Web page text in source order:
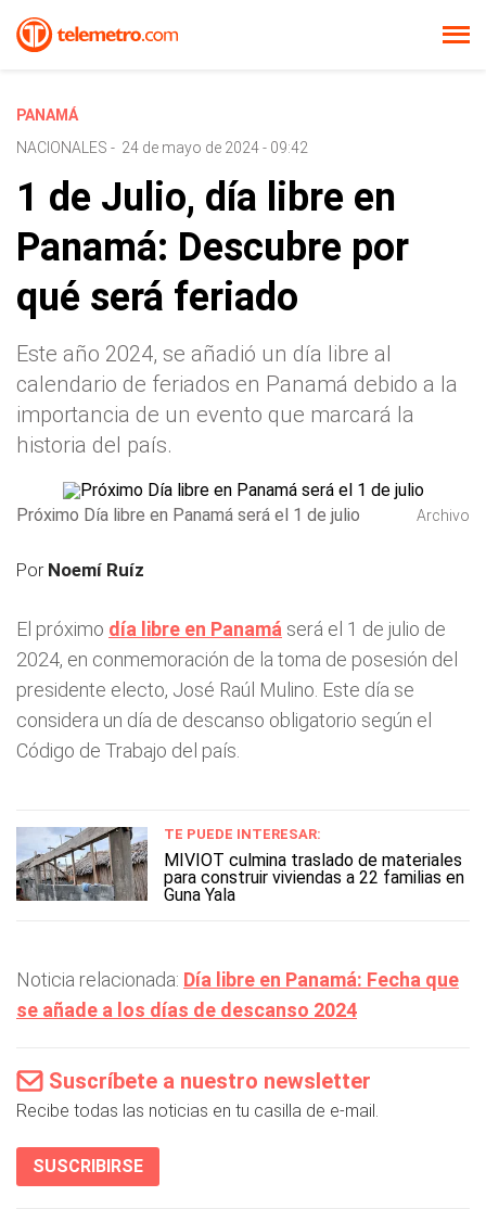
PANAMÁ
NACIONALES - 24 de mayo de 2024 - 09:42
1 de Julio, día libre en
Panamá: Descubre por
qué será feriado
Este año 2024, se añadió un día libre al
calendario de feriados en Panamá debido a la
importancia de un evento que marcará la
historia del país.
Próximo Día libre en Panamá será el 1 de julio Archivo
Por Noemí Ruíz
El próximo día libre en Panamá será el 1 de julio de
2024, en conmemoración de la toma de posesión del
presidente electo, José Raúl Mulino. Este día se
considera un día de descanso obligatorio según el
Código de Trabajo del país.
TE PUEDE INTERESAR:
MIVIOT culmina traslado de materiales
para construir viviendas a 22 familias en
Guna Yala
Noticia relacionada: Día libre en Panamá: Fecha que
se añade a los días de descanso 2024
Suscríbete a nuestro newsletter
Recibe todas las noticias en tu casilla de e-mail.
SUSCRIBIRSE